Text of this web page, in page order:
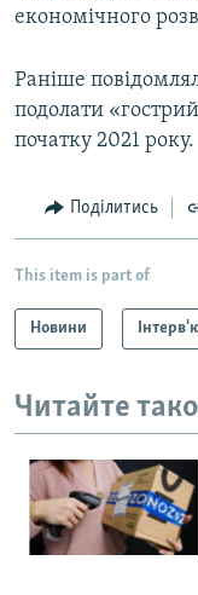
економічного
Раніше
подолати
початку 2021 року.
Поділитись
This item is part of
Новини
Читайте